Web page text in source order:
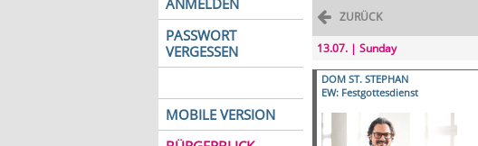
ANMELDEN
PASSWORT
VERGESSEN
MOBILE VERSION
ZURÜCK
13.07. | Sunday
DOM ST. STEPHAN
EW: Festgottesdienst